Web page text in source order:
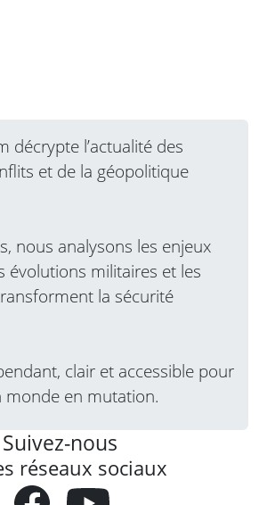
décrypte l’actualité des
et de la géopolitique
nous analysons les enjeux
évolutions militaires et les
la sécurité
clair et accessible pour
en mutation.
Suivez-nous
réseaux sociaux